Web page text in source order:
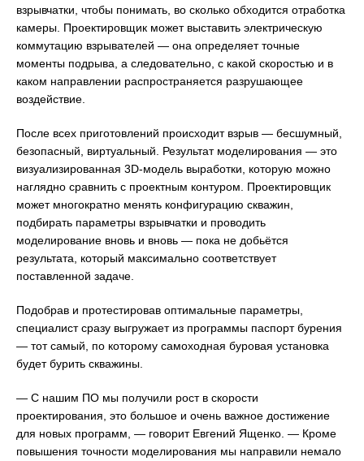
взрывчатки, чтобы понимать, во сколько обходится отработка
камеры. Проектировщик может выставить электрическую
коммутацию взрывателей — она определяет точные
моменты подрыва, а следовательно, с какой скоростью и в
каком направлении распространяется разрушающее
воздействие.
После всех приготовлений происходит взрыв — бесшумный,
безопасный, виртуальный. Результат моделирования — это
визуализированная 3D-модель выработки, которую можно
наглядно сравнить с проектным контуром. Проектировщик
может многократно менять конфигурацию скважин,
подбирать параметры взрывчатки и проводить
моделирование вновь и вновь — пока не добьётся
результата, который максимально соответствует
поставленной задаче.
Подобрав и протестировав оптимальные параметры,
специалист сразу выгружает из программы паспорт бурения
— тот самый, по которому самоходная буровая установка
будет бурить скважины.
— С нашим ПО мы получили рост в скорости
проектирования, это большое и очень важное достижение
для новых программ, — говорит Евгений Ященко. — Кроме
повышения точности моделирования мы направили немало